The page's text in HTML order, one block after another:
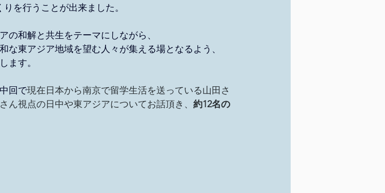
を行うことが出来ました。
の和解と共生をテーマにしながら、
な東アジア地域を望む人々が集える場となるよう、
ます。
回で現在日本から南京で留学生活を送っている山田さ
ん視点の日中や東アジアについてお話頂き、 約12名の